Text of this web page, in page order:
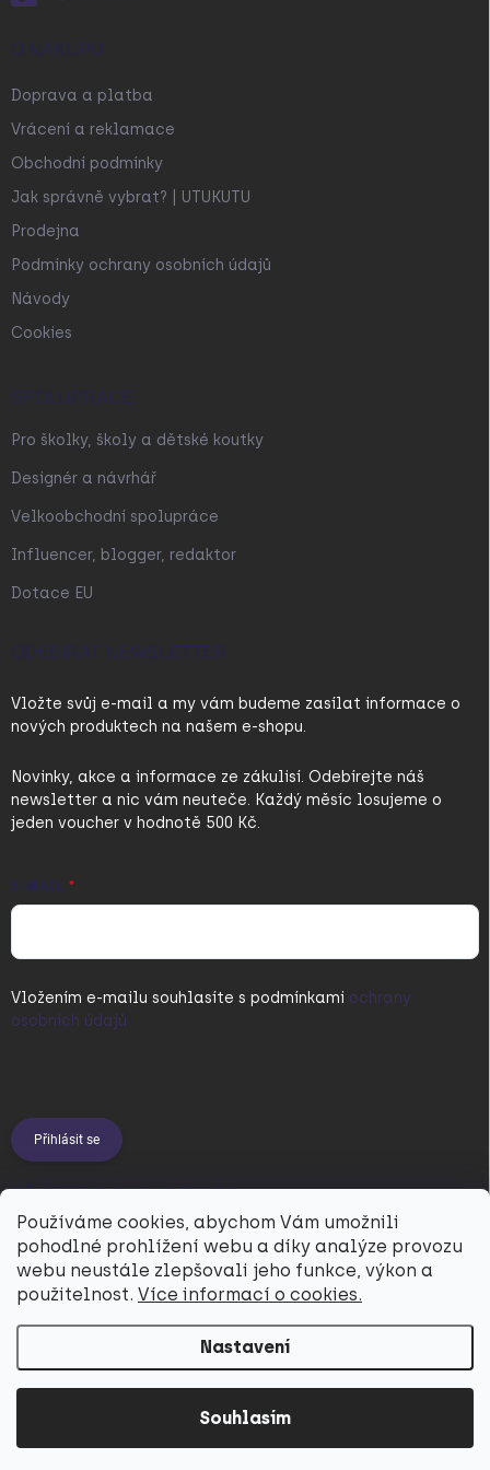
Používáme cookies, abychom Vám umožnili
pohodlné prohlížení webu a díky analýze provozu
webu neustále zlepšovali jeho funkce, výkon a
použitelnost. Více informací o cookies.
Nastavení
Souhlasím
O NÁKUPU
Doprava a platba
Vrácení a reklamace
Obchodní podmínky
Jak správně vybrat? | UTUKUTU
Prodejna
Podmínky ochrany osobních údajů
Návody
Cookies
SPOLUPRÁCE
Pro školky, školy a dětské koutky
Designér a návrhář
Velkoobchodní spolupráce
Influencer, blogger, redaktor
Dotace EU
ODEBÍRAT NEWSLETTER
Vložte svůj e-mail a my vám budeme zasílat informace o
nových produktech na našem e-shopu.
Novinky, akce a informace ze zákulisí. Odebírejte náš
newsletter a nic vám neuteče. Každý měsíc losujeme o
jeden voucher v hodnotě 500 Kč.
E-MAIL
Vložením e-mailu souhlasíte s podmínkami ochrany
osobních údajů
Přihlásit se
PŘIJÍMÁME ONLINE PLATBY
Utukutu. Všechna práva vyhrazena.